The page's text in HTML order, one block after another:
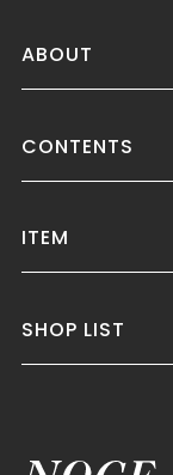
ABOUT
CONTENTS
ITEM
SHOP LIST